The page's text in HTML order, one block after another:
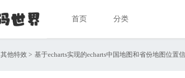
首页 分类
其他特效 > 基于echarts实现的echarts中国地图和省份地图位置